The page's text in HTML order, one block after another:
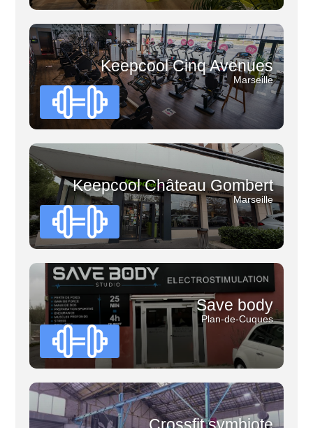
Keepcool Cinq Avenues
Marseille
Keepcool Château Gombert
Marseille
Save body
Plan-de-Cuques